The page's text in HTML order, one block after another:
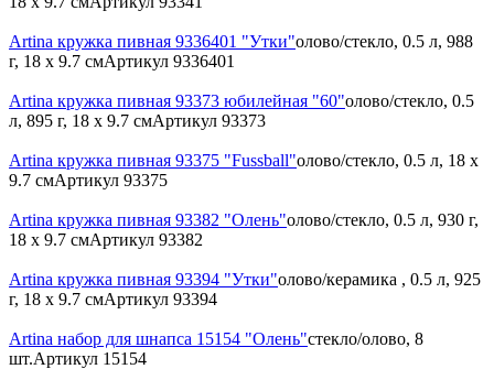
Artina кружка пивная 9336401 "Утки"олово/стекло, 0.5 л, 988
г, 18 х 9.7 смАртикул 9336401
Artina кружка пивная 93373 юбилейная "60"олово/стекло, 0.5
л, 895 г, 18 х 9.7 смАртикул 93373
Artina кружка пивная 93375 "Fussball"олово/стекло, 0.5 л, 18 х
9.7 смАртикул 93375
Artina кружка пивная 93382 "Олень"олово/стекло, 0.5 л, 930 г,
18 х 9.7 смАртикул 93382
Artina кружка пивная 93394 "Утки"олово/керамика , 0.5 л, 925
г, 18 х 9.7 смАртикул 93394
Artina набор для шнапса 15154 "Олень"стекло/олово, 8
шт.Артикул 15154